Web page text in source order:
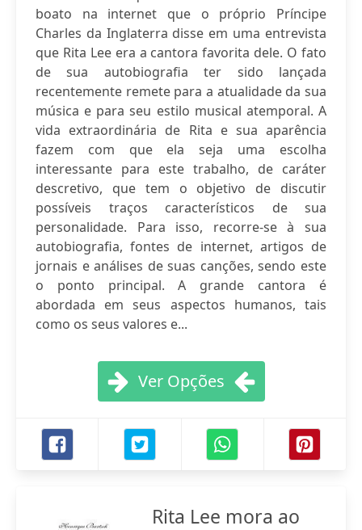
boato na internet que o próprio Príncipe
Charles da Inglaterra disse em uma entrevista
que Rita Lee era a cantora favorita dele. O fato
de sua autobiografia ter sido lançada
recentemente remete para a atualidade da sua
música e para seu estilo musical atemporal. A
vida extraordinária de Rita e sua aparência
fazem com que ela seja uma escolha
interessante para este trabalho, de caráter
descretivo, que tem o objetivo de discutir
possíveis traços característicos de sua
personalidade. Para isso, recorre-se à sua
autobiografia, fontes de internet, artigos de
jornais e análises de suas canções, sendo este
o ponto principal. A grande cantora é
abordada em seus aspectos humanos, tais
como os seus valores e...
Ver Opções
Rita Lee mora ao